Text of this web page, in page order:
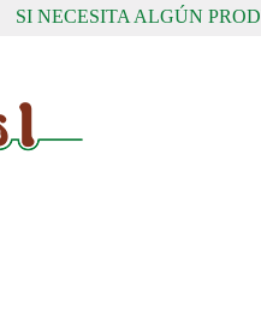
SI NECESITA ALGÚN